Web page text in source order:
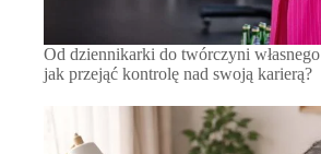
Od dziennikarki do twórczyni
jak przejąć kontrolę nad swoją karierą?